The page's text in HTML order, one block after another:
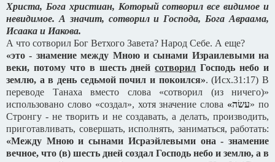
Христа, Бога христиан, Который сотворил все видимое и
невидимое. А значит, сотворил и Господа, Бога Авраама,
Исаака и Иакова.
А что сотворил Бог Ветхого Завета? Народ Себе. А еще?
«это - знамение между Мною и сынами Израилевыми на
веки, потому что в шесть днейсотворил Господь небо и
землю, а в день седьмой почил и покоился». (Исх.31:17) В
переводе Танаха вместо слова «сотворил (из ничего)»
использовано слово «создал», хотя значение слова «עשׂה» по
Стронгу - не творить и не создавать, а делать, производить,
приготавливать, совершать, исполнять, заниматься, работать:
«Между Мною и сынами Исраэйлевыми она - знамение
вечное, что (в) шесть дней создал Господь небо и землю, а в